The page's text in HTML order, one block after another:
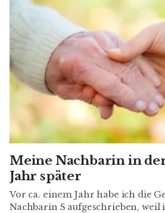
Meine Nachbarin in
Jahr später
Vor ca. einem Jahr habe ich die
Nachbarin S aufgeschrieben, weil